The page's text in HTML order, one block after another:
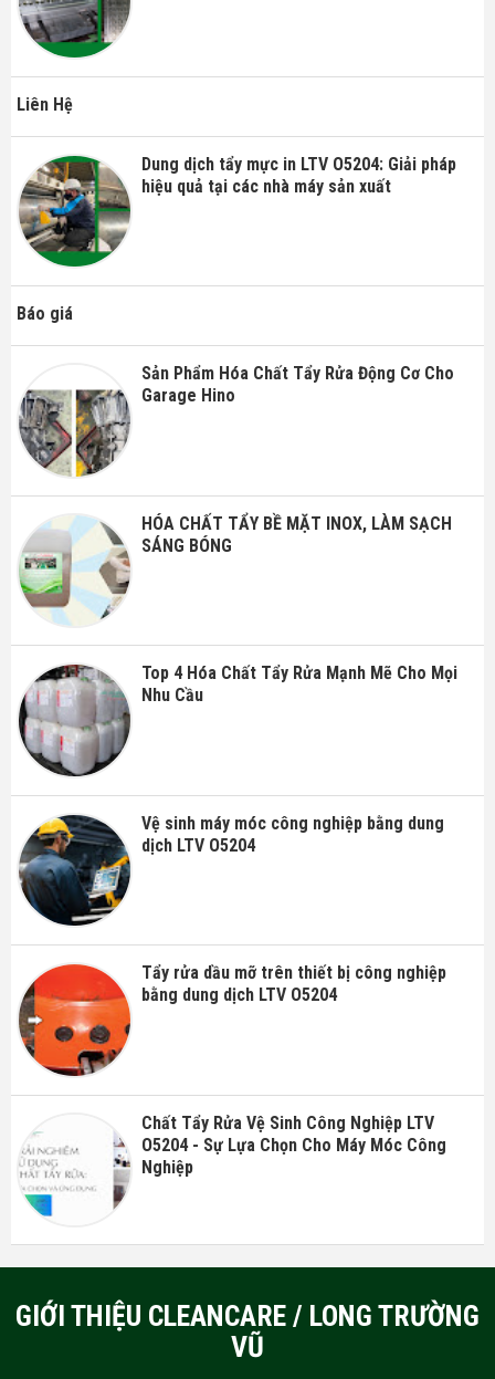
Liên Hệ
Dung dịch tẩy mực in LTV O5204: Giải pháp
hiệu quả tại các nhà máy sản xuất
Báo giá
Sản Phẩm Hóa Chất Tẩy Rửa Động Cơ Cho
Garage Hino
HÓA CHẤT TẨY BỀ MẶT INOX, LÀM SẠCH
SÁNG BÓNG
Top 4 Hóa Chất Tẩy Rửa Mạnh Mẽ Cho Mọi
Nhu Cầu
Vệ sinh máy móc công nghiệp bằng dung
dịch LTV O5204
Tẩy rửa dầu mỡ trên thiết bị công nghiệp
bằng dung dịch LTV O5204
Chất Tẩy Rửa Vệ Sinh Công Nghiệp LTV
O5204 - Sự Lựa Chọn Cho Máy Móc Công
Nghiệp
GIỚI THIỆU CLEANCARE / LONG TRƯỜNG
VŨ